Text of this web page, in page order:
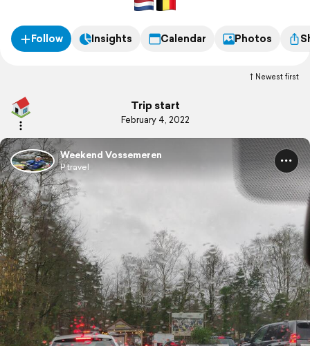
Follow Insights Calendar Photos
Newest first
Trip start
February 4, 2022
Weekend Vossemeren
P travel